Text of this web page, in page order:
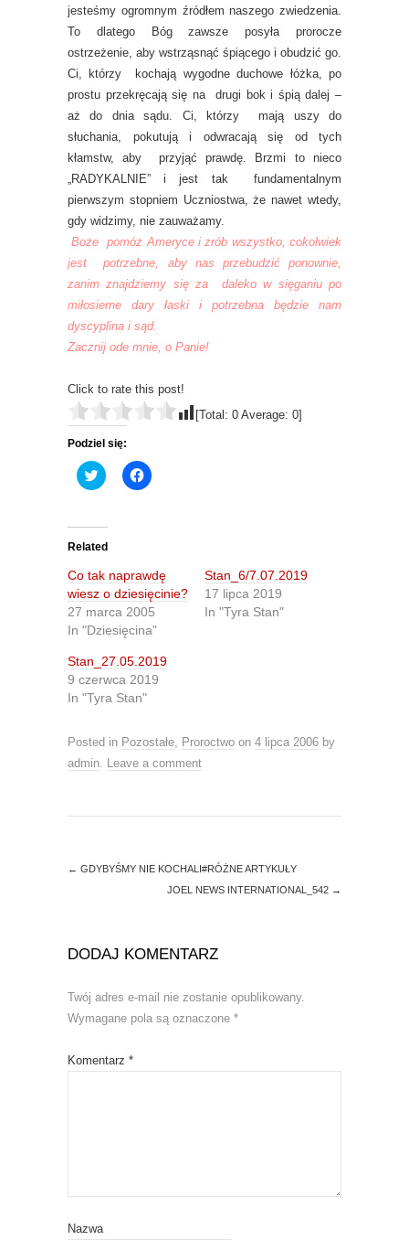
jesteśmy ogromnym źródłem naszego zwiedzenia.
To dlatego Bóg zawsze posyła prorocze
ostrzeżenie, aby wstrząsnąć śpiącego i obudzić go.
Ci, którzy kochają wygodne duchowe łóżka, po
prostu przekręcają się na drugi bok i śpią dalej –
aż do dnia sądu. Ci, którzy mają uszy do
słuchania, pokutują i odwracają się od tych
kłamstw, aby przyjąć prawdę. Brzmi to nieco
„RADYKALNIE” i jest tak fundamentalnym
pierwszym stopniem Uczniostwa, że nawet wtedy,
gdy widzimy, nie zauważamy.
Boże pomóż Ameryce i zrób wszystko, cokolwiek
jest potrzebne, aby nas przebudzić ponownie,
zanim znajdziemy się za daleko w sięganiu po
miłosierne dary łaski i potrzebna będzie nam
dyscyplina i sąd.
Zacznij ode mnie, o Panie!
Click to rate this post!
[Total: 0 Average: 0]
Podziel się:
C
l
t
o
s
h
a
r
e
o
n
T
i
t
t
e
O
p
n
n
i
n
C
l
a
r
e
o
n
F
c
e
b
o
O
p
e
n
w
i
Related
Co tak naprawdę
wiesz o dziesięcinie?
27 marca 2005
In "Dziesięcina"
Stan_6/7.07.2019
17 lipca 2019
In "Tyra Stan"
Stan_27.05.2019
9 czerwca 2019
In "Tyra Stan"
Posted in Pozostałe, Proroctwo on 4 lipca 2006 by
admin. Leave a comment
← GDYBYŚMY NIE KOCHALI#RÓŻNE ARTYKUŁY
JOEL NEWS INTERNATIONAL_542 →
DODAJ KOMENTARZ
Twój adres e-mail nie zostanie opublikowany.
Wymagane pola są oznaczone *
Komentarz *
Nazwa